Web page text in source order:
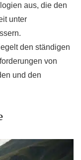
aus, die den
unter
den ständigen
von
und den